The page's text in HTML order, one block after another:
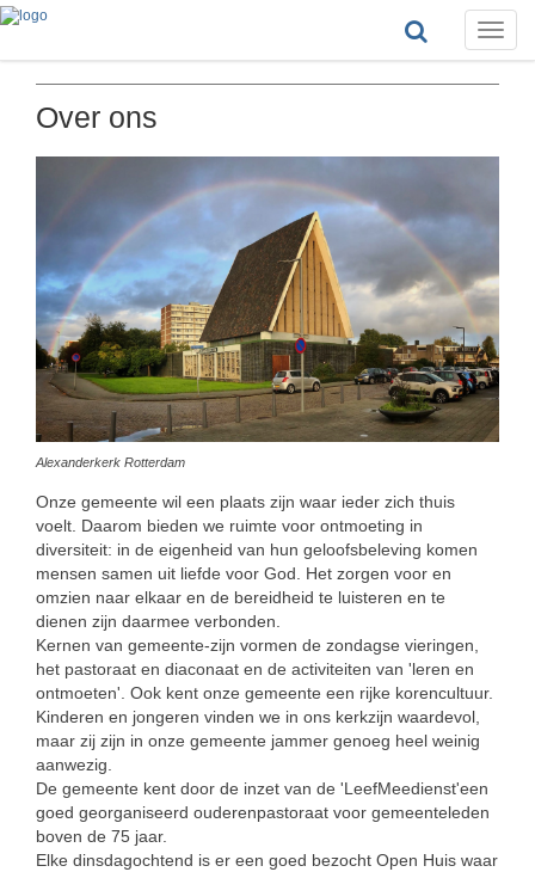
Toggle
Over ons
Alexanderkerk Rotterdam
Onze gemeente wil een plaats zijn waar ieder zich thuis
voelt. Daarom bieden we ruimte voor ontmoeting in
diversiteit: in de eigenheid van hun geloofsbeleving komen
mensen samen uit liefde voor God. Het zorgen voor en
omzien naar elkaar en de bereidheid te luisteren en te
dienen zijn daarmee verbonden.
Kernen van gemeente-zijn vormen de zondagse vieringen,
het pastoraat en diaconaat en de activiteiten van 'leren en
ontmoeten'. Ook kent onze gemeente een rijke korencultuur.
Kinderen en jongeren vinden we in ons kerkzijn waardevol,
maar zij zijn in onze gemeente jammer genoeg heel weinig
aanwezig.
De gemeente kent door de inzet van de 'LeefMeedienst'een
goed georganiseerd ouderenpastoraat voor gemeenteleden
boven de 75 jaar.
Elke dinsdagochtend is er een goed bezocht Open Huis waar